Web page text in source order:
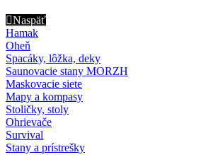
Naspäť
Hamak
Oheň
Spacáky, lôžka, deky
Saunovacie stany MORZH
Maskovacie siete
Mapy a kompasy
Stoličky, stoly
Ohrievače
Survival
Stany a prístrešky